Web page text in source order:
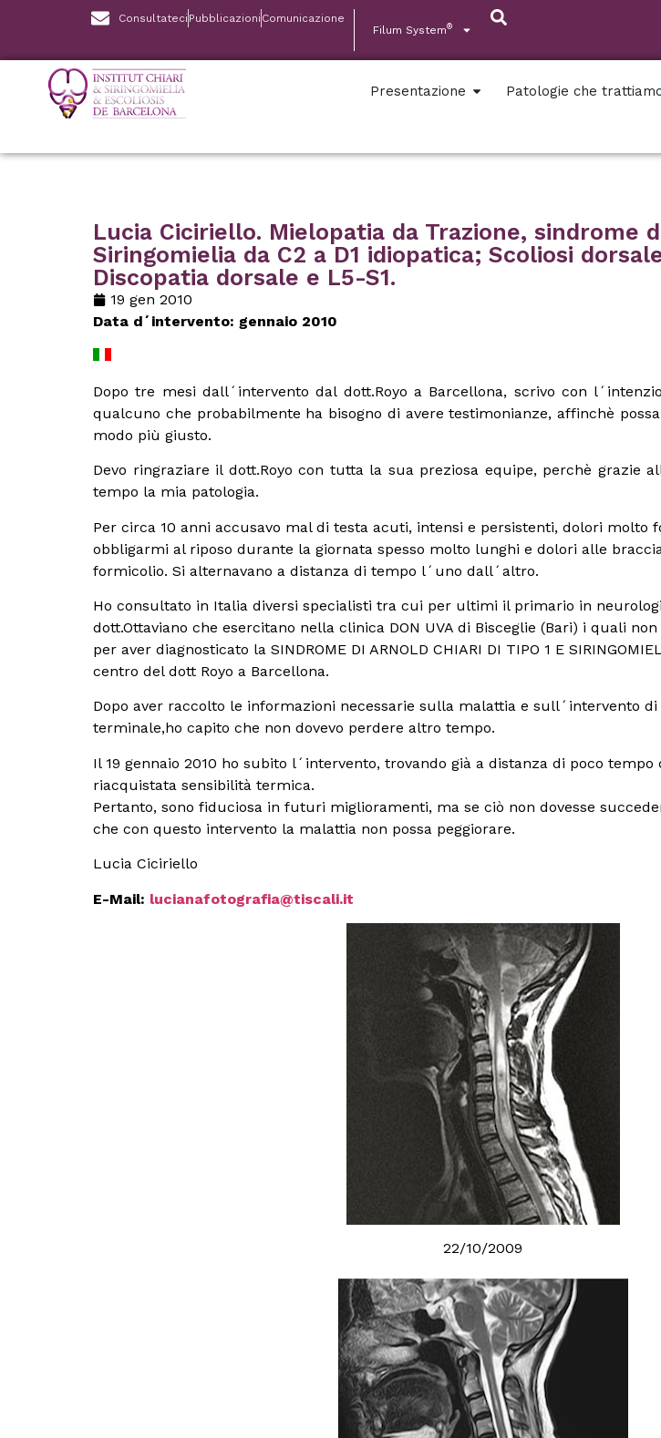
Consultateci Pubblicazioni Comunicazione
Filum System®
Presentazione Patologie che
Lucia Ciciriello. Mielopatia da Trazione, sindrome
Siringomielia da C2 a D1 idiopatica; Scoliosi
Discopatia dorsale e L5-S1.
19 gen 2010
Data d´intervento: gennaio 2010
Dopo tre mesi dall´intervento dal dott.Royo a Barcellona, scrivo con
qualcuno che probabilmente ha bisogno di avere testimonianze, affinchè
modo più giusto.
Devo ringraziare il dott.Royo con tutta la sua preziosa equipe, perchè grazie
tempo la mia patologia.
Per circa 10 anni accusavo mal di testa acuti, intensi e persistenti, dolori molto
obbligarmi al riposo durante la giornata spesso molto lunghi e dolori alle
formicolio. Si alternavano a distanza di tempo l´uno dall´altro.
Ho consultato in Italia diversi specialisti tra cui per ultimi il primario in
dott.Ottaviano che esercitano nella clinica DON UVA di Bisceglie (Bari) i quali
per aver diagnosticato la SINDROME DI ARNOLD CHIARI DI TIPO 1 E
centro del dott Royo a Barcellona.
Dopo aver raccolto le informazioni necessarie sulla malattia e sull´intervento
terminale,ho capito che non dovevo perdere altro tempo.
Il 19 gennaio 2010 ho subito l´intervento, trovando già a distanza di poco
riacquistata sensibilità termica.
Pertanto, sono fiduciosa in futuri miglioramenti, ma se ciò non dovesse
che con questo intervento la malattia non possa peggiorare.
Lucia Ciciriello
E-Mail: lucianafotografia@tiscali.it
22/10/2009